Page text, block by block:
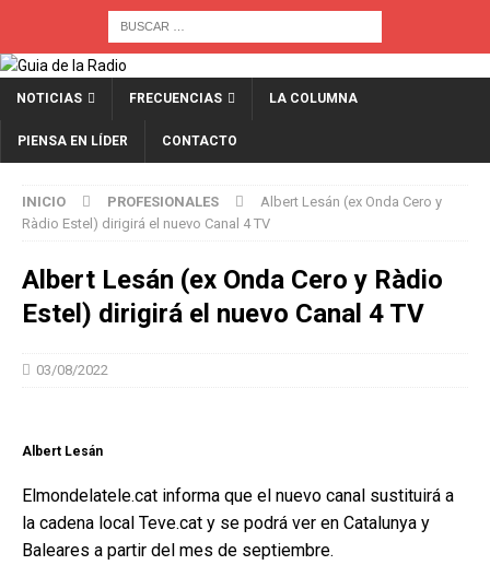
NOTICIAS FRECUENCIAS LA COLUMNA
PIENSA EN LÍDER CONTACTO
INICIO PROFESIONALES
Albert Lesán (ex Onda Cero y
Ràdio Estel) dirigirá el nuevo Canal 4 TV
Albert Lesán (ex Onda Cero y Ràdio
Estel) dirigirá el nuevo Canal 4 TV
03/08/2022
Albert Lesán
Elmondelatele.cat informa que el nuevo canal sustituirá a
la cadena local Teve.cat y se podrá ver en Catalunya y
Baleares a partir del mes de septiembre.